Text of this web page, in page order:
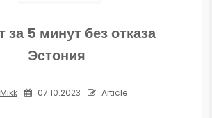
за 5 минут без отказа
Эстония
Mikk 07.10.2023 Article